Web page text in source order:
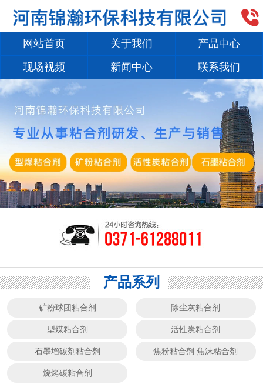

网站首页 关于我们
产品中心
现场视频
新闻中心 联系我们
1/2
产品系列
矿粉球团粘合剂 除尘灰粘合剂
型煤粘合剂 活性炭粘合剂
石墨增碳剂粘合剂 焦粉粘合剂 焦沫粘合剂
烧烤碳粘合剂